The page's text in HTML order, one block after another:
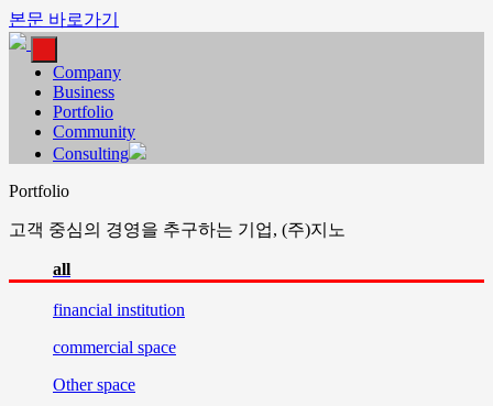
본문 바로가기
Company
Business
Portfolio
Community
Consulting
Portfolio
고객 중심의 경영을 추구하는 기업, (주)지노
all
financial institution
commercial space
Otherspace